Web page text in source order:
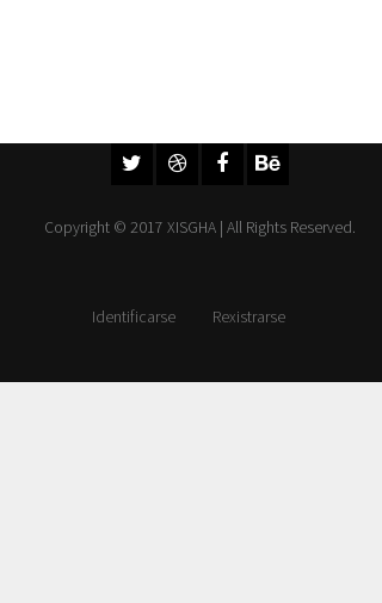
Copyright © 2017 XISGHA | All Rights Reserved.
Identificarse Rexistrarse